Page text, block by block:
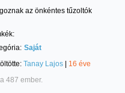
az önkéntes tűzoltók
Saját
Tanay Lajos
16 éve
487 ember.